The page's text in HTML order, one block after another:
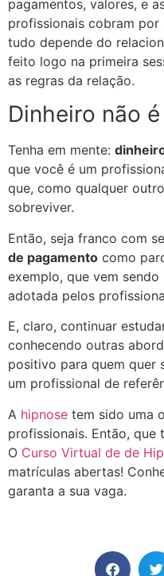
pagamentos, valores, e
profissionais cobram por
tudo depende do
feito logo na primeira
as regras da relação.
Dinheiro não
Tenha em mente:
que você é um
que, como qualquer
sobreviver.
Então, seja franco com
de pagamento como
exemplo, que vem
adotada pelos
E, claro, continuar
conhecendo outras
positivo para quem quer
um profissional de
A hipnose tem sido uma
profissionais. Então, que
O Curso Virtual de de
matrículas abertas!
garanta a sua vaga.